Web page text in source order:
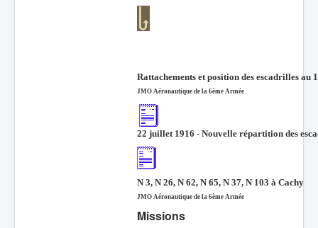
Rattachements et position des escadrilles au
JMO Aéronautique de la 6ème Armée
22 juillet 1916 - Nouvelle répartition des
N 3, N 26, N 62, N 65, N 37, N 103 à Cachy
JMO Aéronautique de la 6ème Armée
Missions